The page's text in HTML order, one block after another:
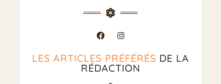
LES ARTICLES PRÉFÉRÉS DE LA
RÉDACTION